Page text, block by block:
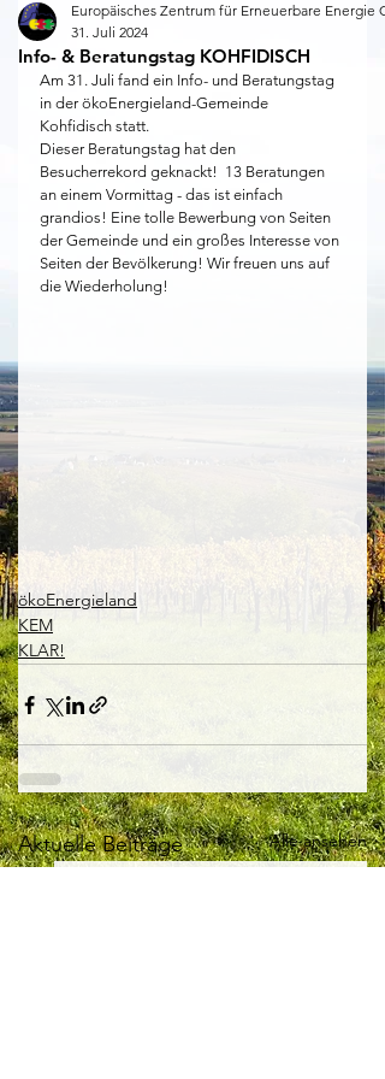
Info- & Beratungstag KOHFIDISCH
Europäisches Zentrum für Erneuerbare Energie
31. Juli 2024
Am 31. Juli fand ein Info- und Beratungstag
in der ökoEnergieland-Gemeinde
Kohfidisch statt.
Dieser Beratungstag hat den
Besucherrekord geknackt!  13 Beratungen
an einem Vormittag - das ist einfach
grandios! Eine tolle Bewerbung von Seiten
der Gemeinde und ein großes Interesse von
Seiten der Bevölkerung! Wir freuen uns auf
die Wiederholung!
ökoEnergieland
KEM
KLAR!
Aktuelle Beiträge Alle ansehen